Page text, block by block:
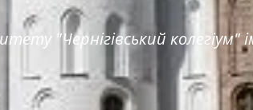
"Чернігівський колегіум"